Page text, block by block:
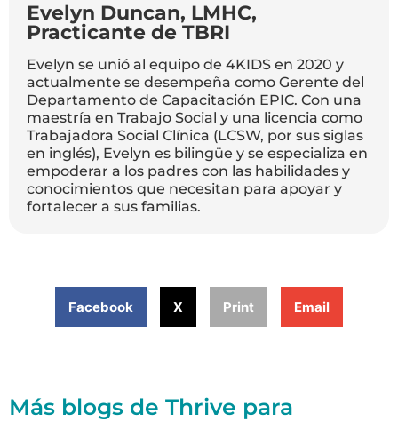
Evelyn Duncan, LMHC,
Practicante de TBRI
Evelyn se unió al equipo de 4KIDS en 2020 y
actualmente se desempeña como Gerente del
Departamento de Capacitación EPIC. Con una
maestría en Trabajo Social y una licencia como
Trabajadora Social Clínica (LCSW, por sus siglas
en inglés), Evelyn es bilingüe y se especializa en
empoderar a los padres con las habilidades y
conocimientos que necesitan para apoyar y
fortalecer a sus familias.
Facebook X Print Email
Más blogs de Thrive para